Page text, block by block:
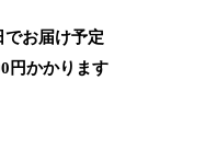
でお届け予定
円かかります